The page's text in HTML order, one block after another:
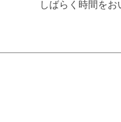
しばらく時間を